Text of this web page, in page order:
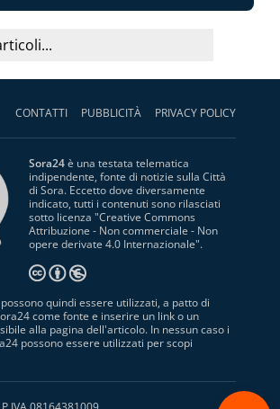
CONTATTI PUBBLICITÀ PRIVACY POLICY
Sora24è una testata telematica
indipendente, fonte di notizie sulla Città
di Sora. Eccetto dove diversamente
indicato, tutti i contenuti sono rilasciati
sotto licenza "Creative Commons
Attribuzione - Non commerciale - Non
opere derivate 4.0 Internazionale".
quindi essere utilizzati, a patto di
come fonte e inserire un link o un
alla pagina dell'articolo. In nessun caso i
possono essere utilizzati per scopi